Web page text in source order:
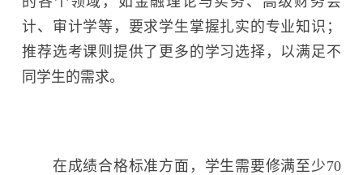
计、审计学等，要求学生掌握扎实的专业知识；
推荐选考课则提供了更多的学习选择，以满足不
同学生的需求。
在成绩合格标准方面，学生需要修满至少70